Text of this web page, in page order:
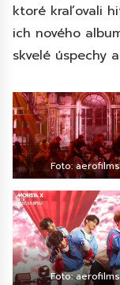
ktoré kraľovali
ich nového
skvelé úspechy
Foto:
Foto: